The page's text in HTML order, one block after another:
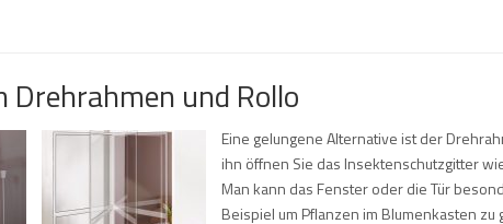
und Rollo
Eine gelungene Alternative ist der
ihn öffnen Sie das Insektenschutzgitter
Man kann das Fenster oder die Tür
Beispiel um Pflanzen im Blumenkasten zu